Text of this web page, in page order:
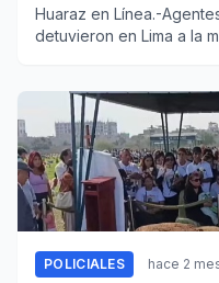
belga
Huaraz en Línea.-
detuvieron en Lima a la
POLICIALES hace 2